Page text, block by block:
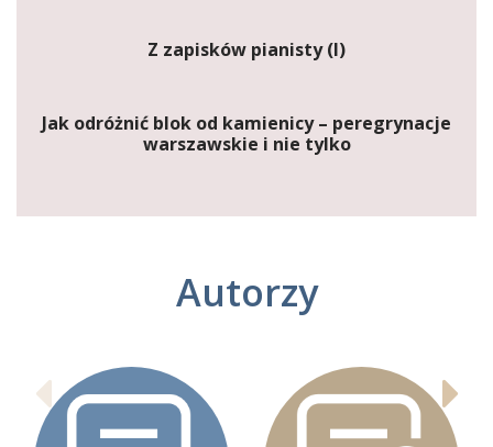
Z zapisków pianisty (I)
Jak odróżnić blok od kamienicy – peregrynacje
warszawskie i nie tylko
Autorzy